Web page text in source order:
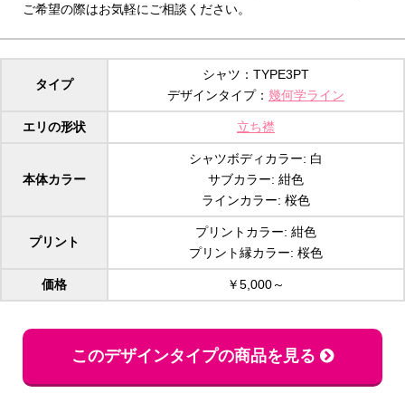
ご希望の際はお気軽にご相談ください。
タイプ
シャツ：TYPE3PT
デザインタイプ： 幾何学ライン
エリの形状 立ち襟
本体カラー
シャツボディカラー: 白
サブカラー: 紺色
ラインカラー: 桜色
プリント
プリントカラー: 紺色
プリント縁カラー: 桜色
価格 ￥5,000～
このデザインタイプの商品を見る